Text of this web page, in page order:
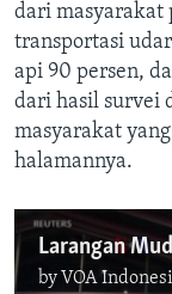
dari masyarakat
transportasi
api 90 persen,
dari hasil survei
masyarakat
halamannya.
Larangan
by VOA Indonesia |